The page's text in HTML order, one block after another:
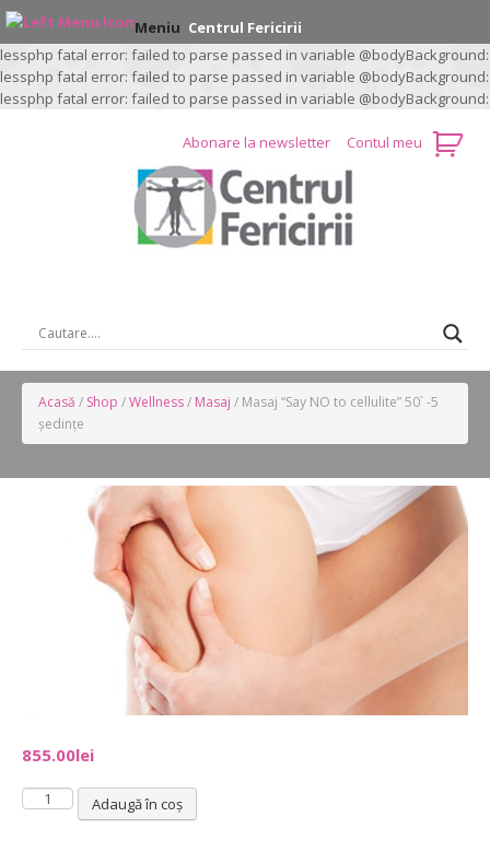
lessphp fatal error: failed to parse passed in variable @bodyBackground:
lessphp fatal error: failed to parse passed in variable @bodyBackground:
lessphp fatal error: failed to parse passed in variable @bodyBackground:
Abonare la newsletter Contul meu
Acasă / Shop /Wellness/ Masaj / Masaj “Say NO to cellulite” 50` -5
ședințe
855.00lei
Cantitate
Adaugă în coș
Meniu Centrul Fericirii